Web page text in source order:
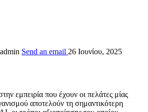
admin Send an email 26 Ιουνίου, 2025
εμπειρία που έχουν οι πελάτες μίας
αποτελούν τη σημαντικότερη